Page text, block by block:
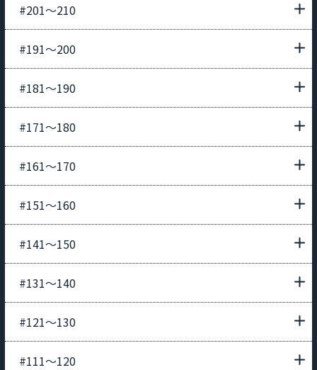
#201〜210
#191〜200
#181〜190
#171〜180
#161〜170
#151〜160
#141〜150
#131〜140
#121〜130
#111〜120